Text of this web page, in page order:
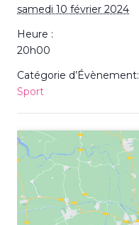
samedi 10 février 2024
Heure :
20h00
Catégorie d’Évènement:
Sport